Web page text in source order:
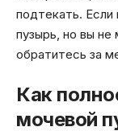
подтекать. Если
пузырь, но вы
обратитесь за
Как
мочевой